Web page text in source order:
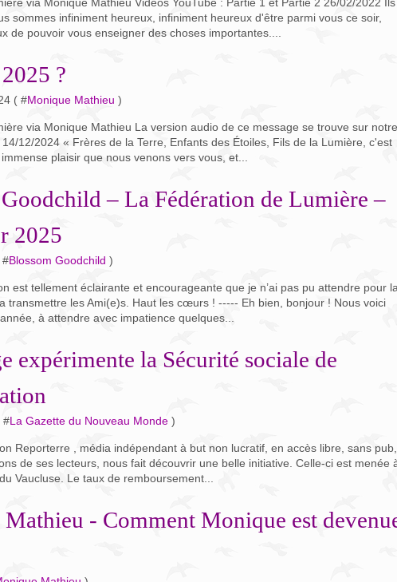
sommes infiniment heureux, infiniment heureux d'être parmi vous ce soir,
de pouvoir vous enseigner des choses importantes....
?
( #Monique Mathieu )
via Monique Mathieu La version audio de ce message se trouve sur notre
12/2024 « Frères de la Terre, Enfants des Étoiles, Fils de la Lumière, c'est
plaisir que nous venons vers vous, et...
– La Fédération de Lumière –
2025
#Blossom Goodchild )
est tellement éclairante et encourageante que je n’ai pas pu attendre pour la
transmettre les Ami(e)s. Haut les cœurs ! ----- Eh bien, bonjour ! Nous voici
à attendre avec impatience quelques...
expérimente la Sécurité sociale de
#La Gazette du Nouveau Monde )
Reporterre , média indépendant à but non lucratif, en accès libre, sans pub,
de ses lecteurs, nous fait découvrir une belle initiative. Celle-ci est menée
Vaucluse. Le taux de remboursement...
- Comment Monique est